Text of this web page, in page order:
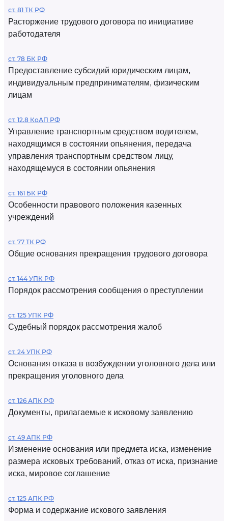
ст. 81 ТК РФ
Расторжение трудового договора по инициативе
работодателя
ст. 78 БК РФ
Предоставление субсидий юридическим лицам,
индивидуальным предпринимателям, физическим
лицам
ст. 12.8 КоАП РФ
Управление транспортным средством водителем,
находящимся в состоянии опьянения, передача
управления транспортным средством лицу,
находящемуся в состоянии опьянения
ст. 161 БК РФ
Особенности правового положения казенных
учреждений
ст. 77 ТК РФ
Общие основания прекращения трудового договора
ст. 144 УПК РФ
Порядок рассмотрения сообщения о преступлении
ст. 125 УПК РФ
Судебный порядок рассмотрения жалоб
ст. 24 УПК РФ
Основания отказа в возбуждении уголовного дела или
прекращения уголовного дела
ст. 126 АПК РФ
Документы, прилагаемые к исковому заявлению
ст. 49 АПК РФ
Изменение основания или предмета иска, изменение
размера исковых требований, отказ от иска, признание
иска, мировое соглашение
ст. 125 АПК РФ
Форма и содержание искового заявления